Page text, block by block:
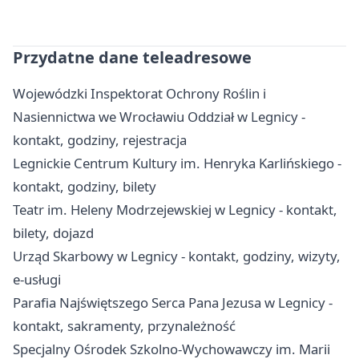
Przydatne dane teleadresowe
Wojewódzki Inspektorat Ochrony Roślin i
Nasiennictwa we Wrocławiu Oddział w Legnicy -
kontakt, godziny, rejestracja
Legnickie Centrum Kultury im. Henryka Karlińskiego -
kontakt, godziny, bilety
Teatr im. Heleny Modrzejewskiej w Legnicy - kontakt,
bilety, dojazd
Urząd Skarbowy w Legnicy - kontakt, godziny, wizyty,
e-usługi
Parafia Najświętszego Serca Pana Jezusa w Legnicy -
kontakt, sakramenty, przynależność
Specjalny Ośrodek Szkolno-Wychowawczy im. Marii